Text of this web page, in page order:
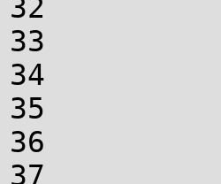
32
33
34
35
36
37